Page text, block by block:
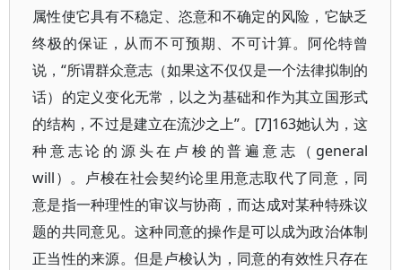
属性使它具有不稳定、恣意和不确定的风险，它缺乏
终极的保证，从而不可预期、不可计算。阿伦特曾
说，“所谓群众意志（如果这不仅仅是一个法律拟制的
话）的定义变化无常，以之为基础和作为其立国形式
的结构，不过是建立在流沙之上”。[7]163她认为，这
种意志论的源头在卢梭的普遍意志（general
will）。卢梭在社会契约论里用意志取代了同意，同
意是指一种理性的审议与协商，而达成对某种特殊议
题的共同意见。这种同意的操作是可以成为政治体制
正当性的来源。但是卢梭认为，同意的有效性只存在